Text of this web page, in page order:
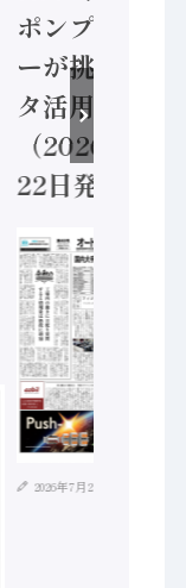
ポンプメーカ
ーが挑むデー
タ活用 など
（2026年7月
22日発行）
2026年7月21日